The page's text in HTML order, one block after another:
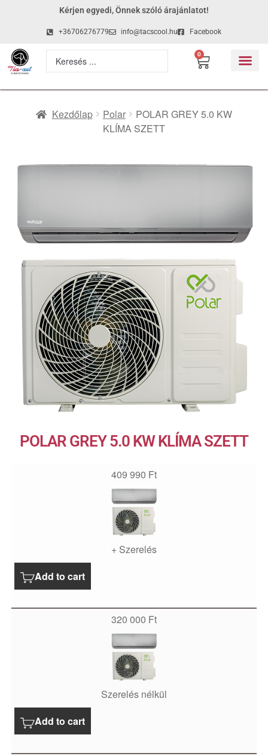
Kérjen egyedi, Önnek szóló árajánlatot!
+36706276779 info@tacscool.hu Facebook
0
Kezdőlap Polar
POLAR GREY 5.0 KW
KLÍMA SZETT
POLAR GREY 5.0 KW KLÍMA SZETT
409 990 Ft
+ Szerelés
Add to cart
320 000 Ft
Szerelés nélkül
Add to cart